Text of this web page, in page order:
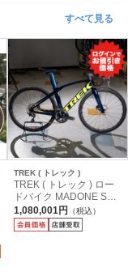
すべて見る
TREK ( トレック )
TREK ( トレック ) ロー
ドバイク MADONE SLR
P1 Gen6 ( マドン SLR
プロジェクトワン 第６
世代 ) Ultegra R8020 2x
1,080,001円 （税込）